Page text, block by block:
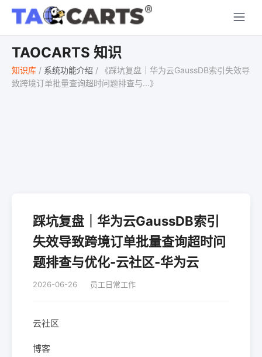
TAOCARTS 知识
知识库 / 系统功能介绍 /
《踩坑复盘｜华为云GaussDB索引失效导
致跨境订单批量查询超时问题排查与...》
踩坑复盘｜华为云GaussDB索引
失效导致跨境订单批量查询超时问
题排查与优化-云社区-华为云
2026-06-26 员工日常工作
云社区
博客